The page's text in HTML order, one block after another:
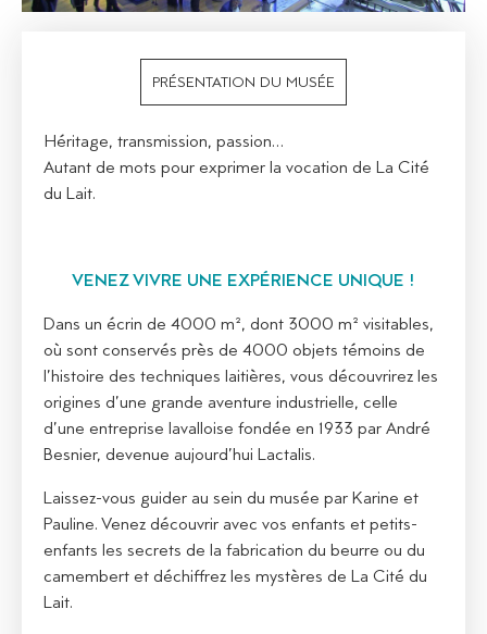
PRÉSENTATION DU MUSÉE
Héritage, transmission, passion…
Autant de mots pour exprimer la vocation de La Cité
du Lait.
VENEZ VIVRE UNE EXPÉRIENCE UNIQUE !
Dans un écrin de 4000 m², dont 3000 m² visitables,
où sont conservés près de 4000 objets témoins de
l’histoire des techniques laitières, vous découvrirez les
origines d’une grande aventure industrielle, celle
d’une entreprise lavalloise fondée en 1933 par André
Besnier, devenue aujourd’hui Lactalis.
Laissez-vous guider au sein du musée par Karine et
Pauline. Venez découvrir avec vos enfants et petits-
enfants les secrets de la fabrication du beurre ou du
camembert et déchiffrez les mystères de La Cité du
Lait.